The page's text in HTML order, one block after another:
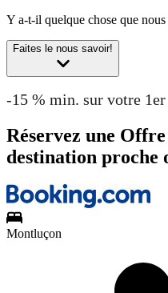
Y a-t-il quelque chose que
Faites le nous savoir!
-15 % min. sur votre
Réservez une
destination proche
Montluçon